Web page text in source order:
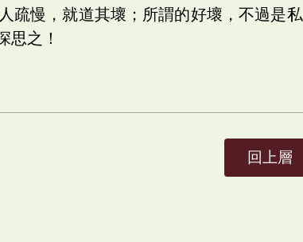
疏慢，就道其壞；所謂的好壞，不過是私
思之！
回上層